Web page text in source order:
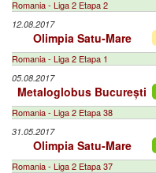
Romania - Liga 2 Etapa 2
12.08.2017
Olimpia Satu-Mare
Romania - Liga 2 Etapa 1
05.08.2017
Metaloglobus București
Romania - Liga 2 Etapa 38
31.05.2017
Olimpia Satu-Mare
Romania - Liga 2 Etapa 37